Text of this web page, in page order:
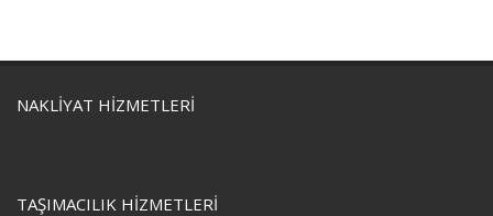
NAKLIYAT HIZMETLERI
TAŞIMACILIK HIZMETLERI